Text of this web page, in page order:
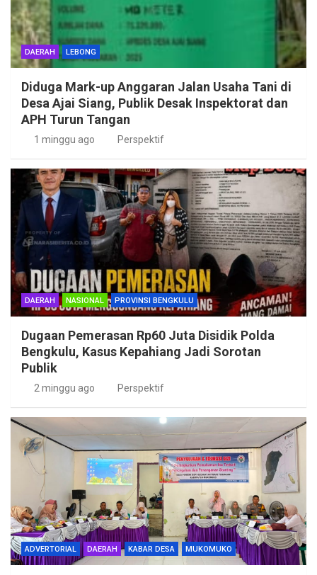
DAERAH LEBONG
Diduga Mark-up Anggaran Jalan Usaha Tani di
Desa Ajai Siang, Publik Desak Inspektorat dan
APH Turun Tangan
1 minggu ago Perspektif
DAERAH NASIONAL PROVINSI BENGKULU
Dugaan Pemerasan Rp60 Juta Disidik Polda
Bengkulu, Kasus Kepahiang Jadi Sorotan
Publik
2 minggu ago Perspektif
ADVERTORIAL DAERAH KABAR DESA MUKOMUKO